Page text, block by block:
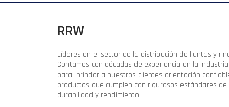
RRW
Líderes en el sector de la distribución de llantas y
Contamos con décadas de experiencia en la
para brindar a nuestros clientes orientación
productos que cumplen con rigurosos estándares de
durabilidad y rendimiento.